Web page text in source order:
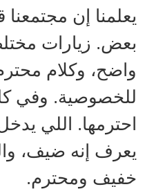
يعلمنا إن
بعض. زيارات
واضح، وكلام
للخصوصية. وفي
احترمها. اللي
يعرف إنه ضيف،
خفيف ومحترم.